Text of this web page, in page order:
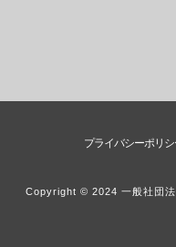
プライバシーポリシ
Copyright © 2024 一般社団